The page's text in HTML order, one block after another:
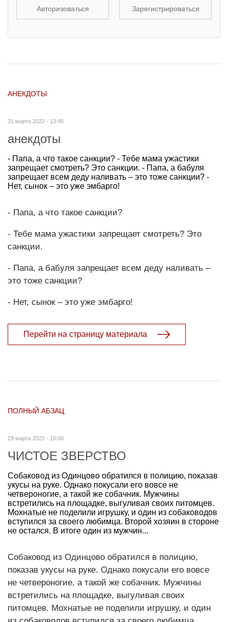
Авторизоваться Зарегистрироваться
АНЕКДОТЫ
31 марта 2022 - 13:45
анекдоты
- Папа, а что такое санкции? - Тебе мама ужастики
запрещает смотреть? Это санкции. - Папа, а бабуля
запрещает всем деду наливать – это тоже санкции? -
Нет, сынок – это уже эмбарго!
- Папа, а что такое санкции?
- Тебе мама ужастики запрещает смотреть? Это
санкции.
- Папа, а бабуля запрещает всем деду наливать –
это тоже санкции?
- Нет, сынок – это уже эмбарго!
Перейти на страницу материала
ПОЛНЫЙ АБЗАЦ
29 марта 2022 - 15:00
ЧИСТОЕ ЗВЕРСТВО
Собаковод из Одинцово обратился в полицию, показав
укусы на руке. Однако покусали его вовсе не
четвероногие, а такой же собачник. Мужчины
встретились на площадке, выгуливая своих питомцев.
Мохнатые не поделили игрушку, и один из собаководов
вступился за своего любимца. Второй хозяин в стороне
не остался. В итоге один из мужчин...
Собаковод из Одинцово обратился в полицию,
показав укусы на руке. Однако покусали его вовсе
не четвероногие, а такой же собачник. Мужчины
встретились на площадке, выгуливая своих
питомцев. Мохнатые не поделили игрушку, и один